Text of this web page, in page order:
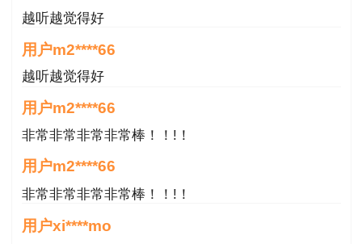
越听越觉得好
用户m2****66
越听越觉得好
用户m2****66
非常非常非常非常棒！！!！
用户m2****66
非常非常非常非常棒！！!！
用户xi****mo